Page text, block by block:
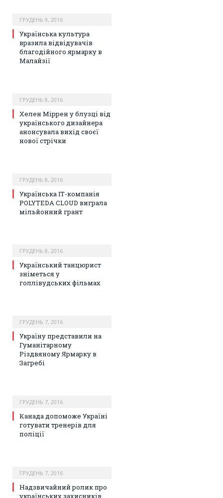
ГРУДЕНЬ 9, 2016
Українська культура
вразила відвідувачів
благодійного ярмарку в
Малайзії
ГРУДЕНЬ 8, 2016
Хелен Міррен у блузці від
українського дизайнера
анонсувала вихід своєї
нової стрічки
ГРУДЕНЬ 8, 2016
Українська ІТ-компанія
POLYTEDA CLOUD виграла
мільйонний грант
ГРУДЕНЬ 8, 2016
Український танцюрист
зніметься у
голлівудських фільмах
ГРУДЕНЬ 7, 2016
Україну представили на
Гуманітарному
Різдвяному Ярмарку в
Загребі
ГРУДЕНЬ 7, 2016
Канада допоможе Україні
готувати тренерів для
поліції
ГРУДЕНЬ 7, 2016
Надзвичайний ролик про
українських захисників